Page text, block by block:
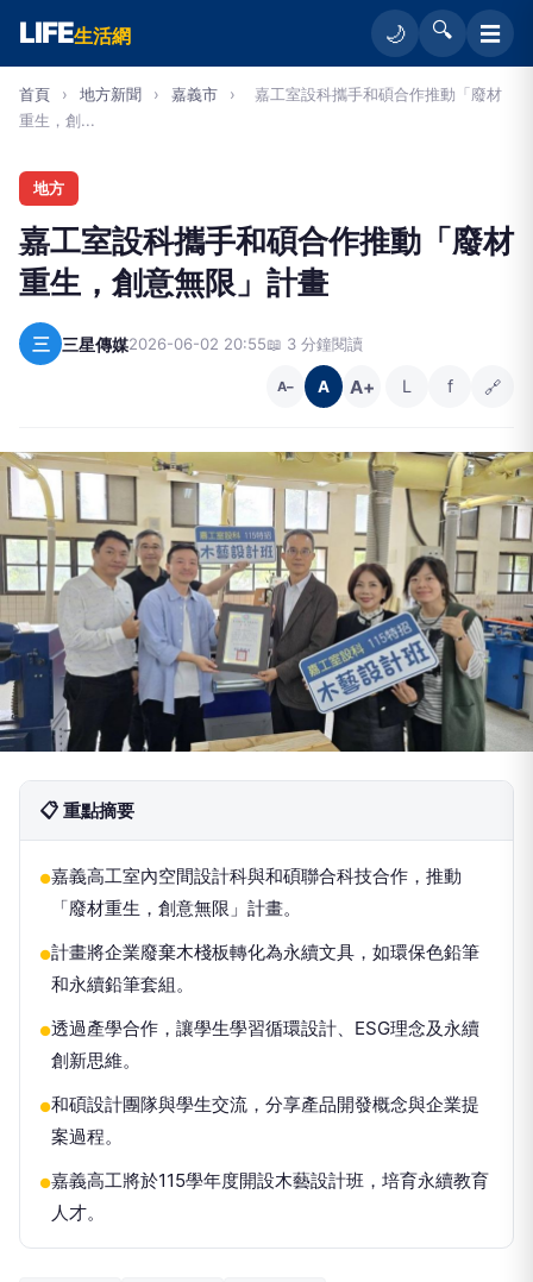
LIFE生活網 🌙 🔍 ☰
首頁 › 地方新聞 › 嘉義市 ›
嘉工室設科攜手和碩合作推動「廢材
重生，創...
地方
嘉工室設科攜手和碩合作推動「廢材
重生，創意無限」計畫
三 三星傳媒2026-06-02 20:55📖 3 分鐘閱讀
A− A A+ L f 🔗
📋 重點摘要
●嘉義高工室內空間設計科與和碩聯合科技合作，推動
「廢材重生，創意無限」計畫。
●計畫將企業廢棄木棧板轉化為永續文具，如環保色鉛筆
和永續鉛筆套組。
●透過產學合作，讓學生學習循環設計、ESG理念及永續
創新思維。
●和碩設計團隊與學生交流，分享產品開發概念與企業提
案過程。
●嘉義高工將於115學年度開設木藝設計班，培育永續教育
人才。